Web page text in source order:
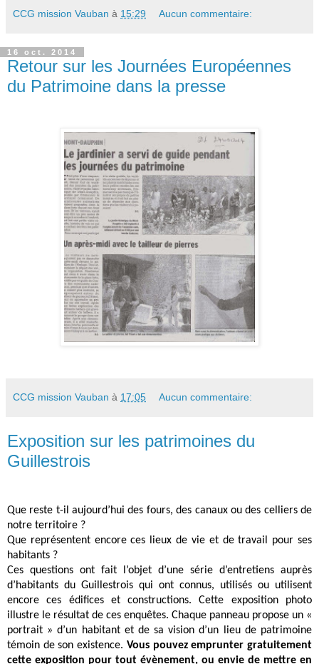
CCG mission Vauban à 15:29 Aucun commentaire:
16 oct. 2014
Retour sur les Journées Européennes
du Patrimoine dans la presse
CCG mission Vauban à 17:05 Aucun commentaire:
Exposition sur les patrimoines du
Guillestrois
Que reste t-il aujourd’hui des fours, des canaux ou des celliers de
notre territoire ?
Que représentent encore ces lieux de vie et de travail pour ses
habitants ?
Ces questions ont fait l’objet d’une série d’entretiens auprès
d’habitants du Guillestrois qui ont connus, utilisés ou utilisent
encore ces édifices et constructions. Cette exposition photo
illustre le résultat de ces enquêtes. Chaque panneau propose un «
portrait » d’un habitant et de sa vision d’un lieu de patrimoine
témoin de son existence. Vous pouvez emprunter gratuitement
cette exposition pour tout évènement, ou envie de mettre en